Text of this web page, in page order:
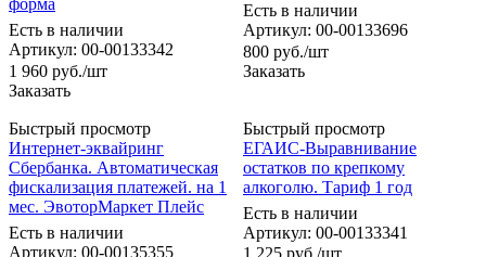
форма
Есть в наличии
Артикул: 00-00133342
1 960 руб./шт
Заказать
Есть в наличии
Артикул: 00-00133696
800 руб./шт
Заказать
Быстрый просмотр
Интернет-эквайринг
Сбербанка. Автоматическая
фискализация платежей. на 1
мес. ЭвоторМаркет Плейс
Есть в наличии
Артикул: 00-00135355
Быстрый просмотр
ЕГАИС-Выравнивание
остатков по крепкому
алкоголю. Тариф 1 год
Есть в наличии
Артикул: 00-00133341